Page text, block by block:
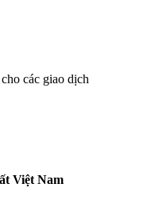
các giao dịch
Việt Nam